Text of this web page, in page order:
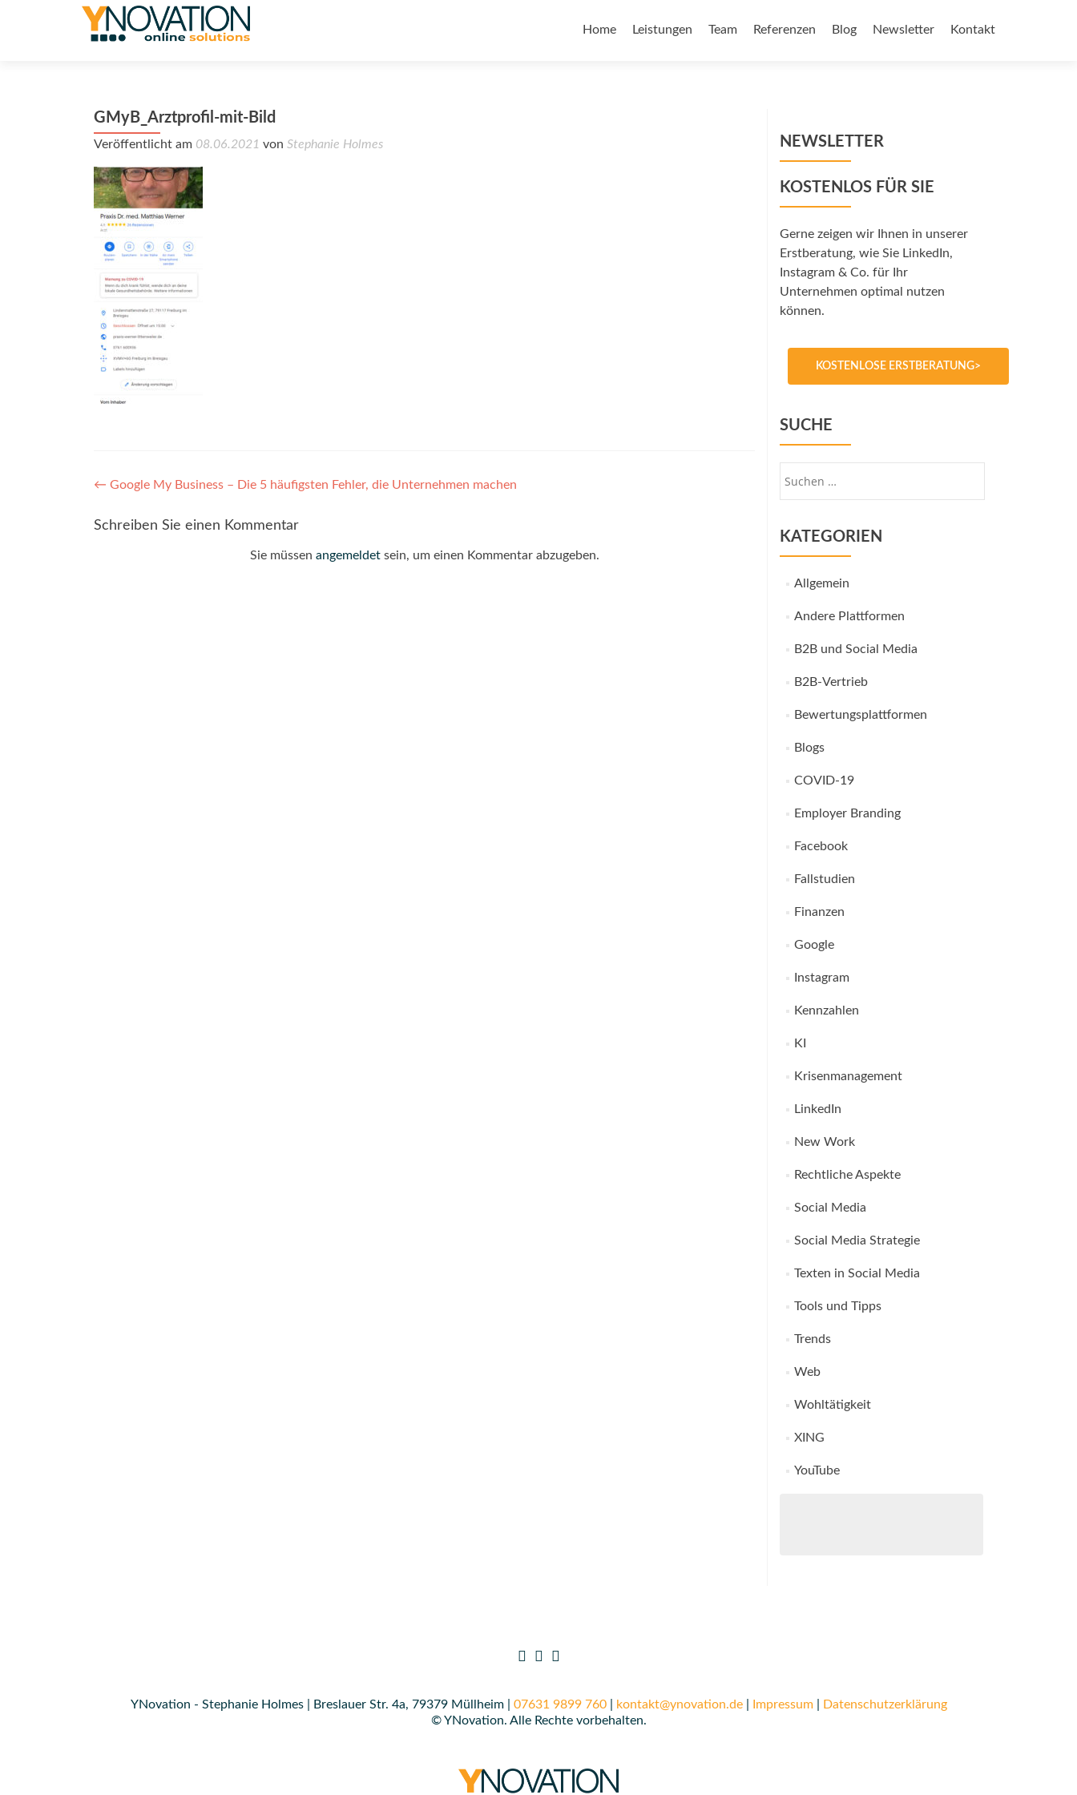
Home Leistungen Team Referenzen Blog Newsletter Kontakt
GMyB_Arztprofil-mit-Bild
Veröffentlicht am 08.06.2021 von Stephanie Holmes
Post
navigation
← Google My Business – Die 5 häufigsten Fehler, die Unternehmen machen
Schreiben Sie einen Kommentar
Sie müssen angemeldetsein, um einen Kommentar abzugeben.
NEWSLETTER
KOSTENLOS FÜR SIE
Gerne zeigen wir Ihnen in unserer
Erstberatung, wie Sie LinkedIn,
Instagram & Co. für Ihr
Unternehmen optimal nutzen
können.
KOSTENLOSE ERSTBERATUNG>
SUCHE
KATEGORIEN
Allgemein
Andere Plattformen
B2B und Social Media
B2B-Vertrieb
Bewertungsplattformen
Blogs
COVID-19
Employer Branding
Facebook
Fallstudien
Finanzen
Google
Instagram
Kennzahlen
KI
Krisenmanagement
LinkedIn
New Work
Rechtliche Aspekte
Social Media
Social Media Strategie
Texten in Social Media
Tools und Tipps
Trends
Web
Wohltätigkeit
XING
YouTube
YNovation - Stephanie Holmes | Breslauer Str. 4a, 79379 Müllheim | 07631 9899 760| kontakt@ynovation.de| Impressum|
Datenschutzerklärung
© YNovation. Alle Rechte vorbehalten.